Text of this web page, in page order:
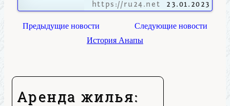
Аренда жилья:
https://ru24.net 23.01.2023
Предыдущие новости
Следующие новости
История Анапы